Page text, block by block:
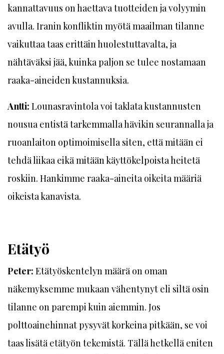
kannattavuus on haettava tuotteiden ja volyymin
avulla. Iranin konfliktin myötä maailman tilanne
vaikuttaa taas erittäin huolestuttavalta, ja
nähtäväksi jää, kuinka paljon se tulee nostamaan
raaka-aineiden kustannuksia.
Antti: Lounasravintola voi taklata kustannusten
nousua entistä tarkemmalla hävikin seurannalla ja
ruoanlaiton optimoimisella siten, että mitään ei
tehdä liikaa eikä mitään käyttökelpoista heitetä
roskiin. Hankimme raaka-aineita oikeita määriä
oikeista kanavista.
Etätyö
Peter: Etätyöskentelyn määrä on oman
näkemyksemme mukaan vähentynyt eli siltä osin
tilanne on parempi kuin aiemmin. Jos
polttoainehinnat pysyvät korkeina pitkään, se voi
taas lisätä etätyön tekemistä. Tällä hetkellä eniten